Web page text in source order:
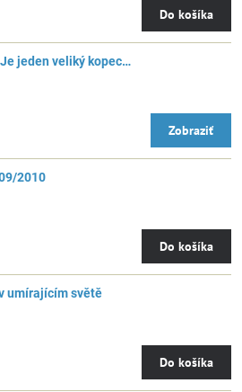
Do košíka
jeden veliký kopec…
Zobraziť
2010
Do košíka
umírajícím světě
Do košíka